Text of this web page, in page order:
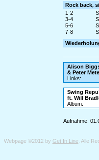
Rock back,
1-2
3-4
5-6
7-8
Alison
& Peter
Links:
Swing
ft. Will
Album:
Aufnahme:
Webpage ©2012 by Get In Line . Alle